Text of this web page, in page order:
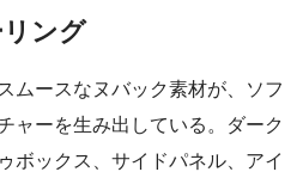
ング
ムースなヌバック素材が、ソフ
ャーを生み出している。ダーク
ボックス、サイドパネル、アイ